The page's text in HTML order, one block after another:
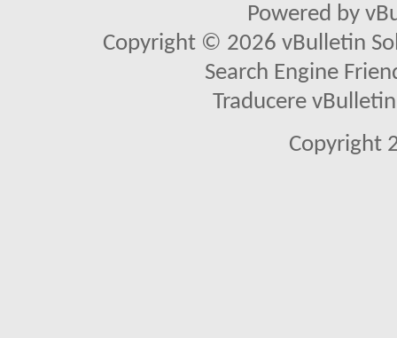
Powered by
Copyright © 2026 vBulletin
Search Engine
Traducere
Copyright